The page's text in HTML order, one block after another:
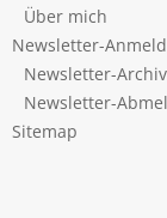
Über mich
Newsletter-
Newsletter-Archiv
Newsletter-
Sitemap